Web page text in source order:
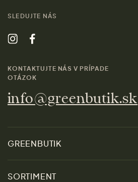
SLEDUJTE NÁS
KONTAKTUJTE NÁS V PRÍPADE
OTÁZOK
info@greenbutik.sk
GREENBUTIK
SORTIMENT